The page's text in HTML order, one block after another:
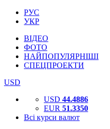
РУС
УКР
ВІДЕО
ФОТО
НАЙПОПУЛЯРНІШІ
СПЕЦПРОЕКТИ
USD
USD 44.4886
EUR 51.3350
Всі курси валют